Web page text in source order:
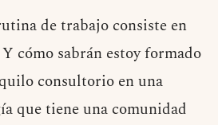
de trabajo consiste en
cómo sabrán estoy formado
consultorio en una
que tiene una comunidad